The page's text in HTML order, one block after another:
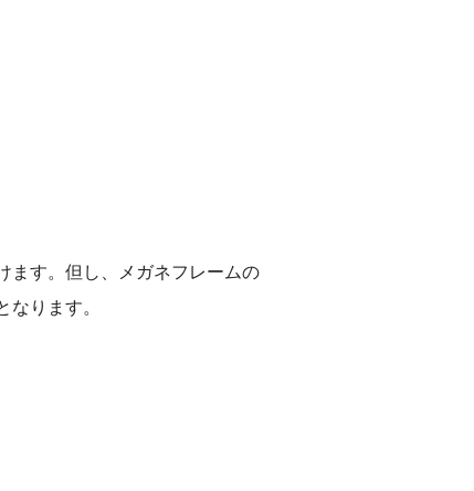
ます。但し、メガネフレームの
ります。